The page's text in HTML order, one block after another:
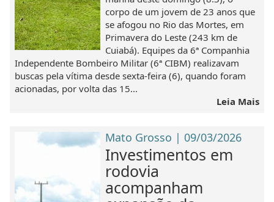
corpo de um jovem de 23 anos que
se afogou no Rio das Mortes, em
Primavera do Leste (243 km de
Cuiabá). Equipes da 6ª Companhia
Independente Bombeiro Militar (6ª CIBM) realizavam
buscas pela vítima desde sexta-feira (6), quando foram
acionadas, por volta das 15...
Leia Mais
Mato Grosso | 09/03/2026
Investimentos em
rodovia
acompanham